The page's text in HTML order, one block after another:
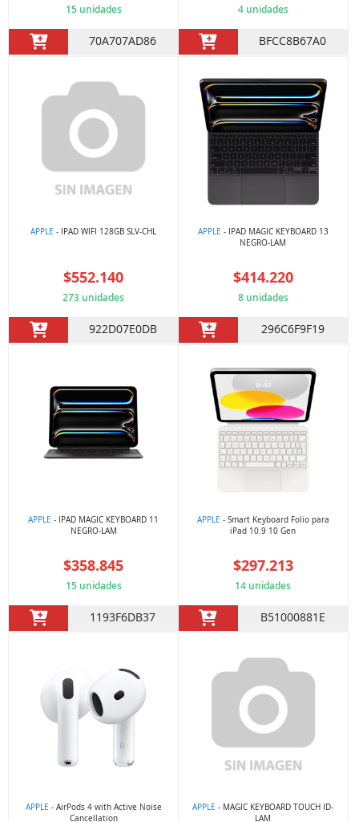
15 unidades
70A707AD86
4 unidades
BFCC8B67A0
APPLE - IPAD WIFI 128GB SLV-CHL
$552.140
273 unidades
922D07E0DB
APPLE - IPAD MAGIC KEYBOARD 13
NEGRO-LAM
$414.220
8 unidades
296C6F9F19
APPLE - IPAD MAGIC KEYBOARD 11
NEGRO-LAM
$358.845
15 unidades
1193F6DB37
APPLE - Smart Keyboard Folio para
iPad 10.9 10 Gen
$297.213
14 unidades
B51000881E
APPLE - AirPods 4 with Active Noise
Cancellation
APPLE - MAGIC KEYBOARD TOUCH ID-
LAM